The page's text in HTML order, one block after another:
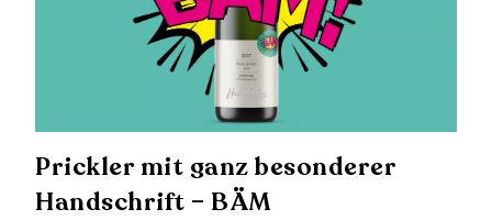
Prickler mit ganz besonderer
Handschrift – BÄM